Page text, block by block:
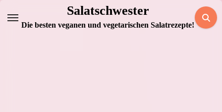
Inhalt
Salatschwester
Die besten veganen und vegetarischen Salatrezepte!